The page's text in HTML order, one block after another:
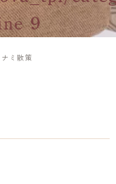
9
ナミ散策